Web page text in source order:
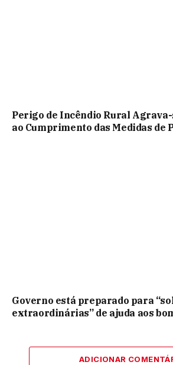
Perigo de Incêndio Rural Agrava-
ao Cumprimento das Medidas de
Governo está preparado para
extraordinárias” de ajuda aos
ADICIONAR